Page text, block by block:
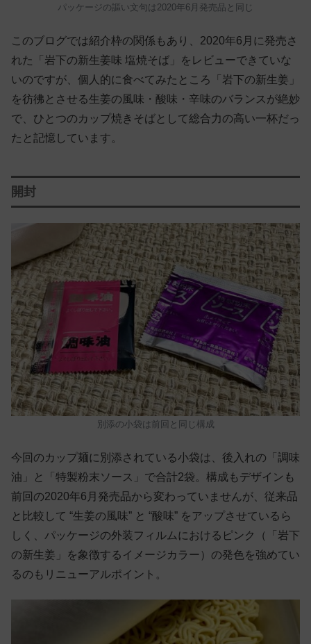
パッケージの謳い文句は2020年6月発売品と同じ
このブログでは紹介枠の関係もあり、2020年6月に発売さ
れた「岩下の新生姜味 塩焼そば」をレビューできていな
いのですが、個人的に食べてみたところ「岩下の新生姜」
を彷彿とさせる生姜の風味・酸味・辛味のバランスが絶妙
で、ひとつのカップ焼きそばとして総合力の高い一杯だっ
たと記憶しています。
開封
別添の小袋は前回と同じ構成
今回のカップ麺に別添されている小袋は、後入れの「調味
油」と「特製粉末ソース」で合計2袋。構成もデザインも
前回の2020年6月発売品から変わっていませんが、従来品
と比較して “生姜の風味” と “酸味” をアップさせているら
しく、パッケージの外装フィルムにおけるピンク（「岩下
の新生姜」を象徴するイメージカラー）の発色を強めてい
るのもリニューアルポイント。